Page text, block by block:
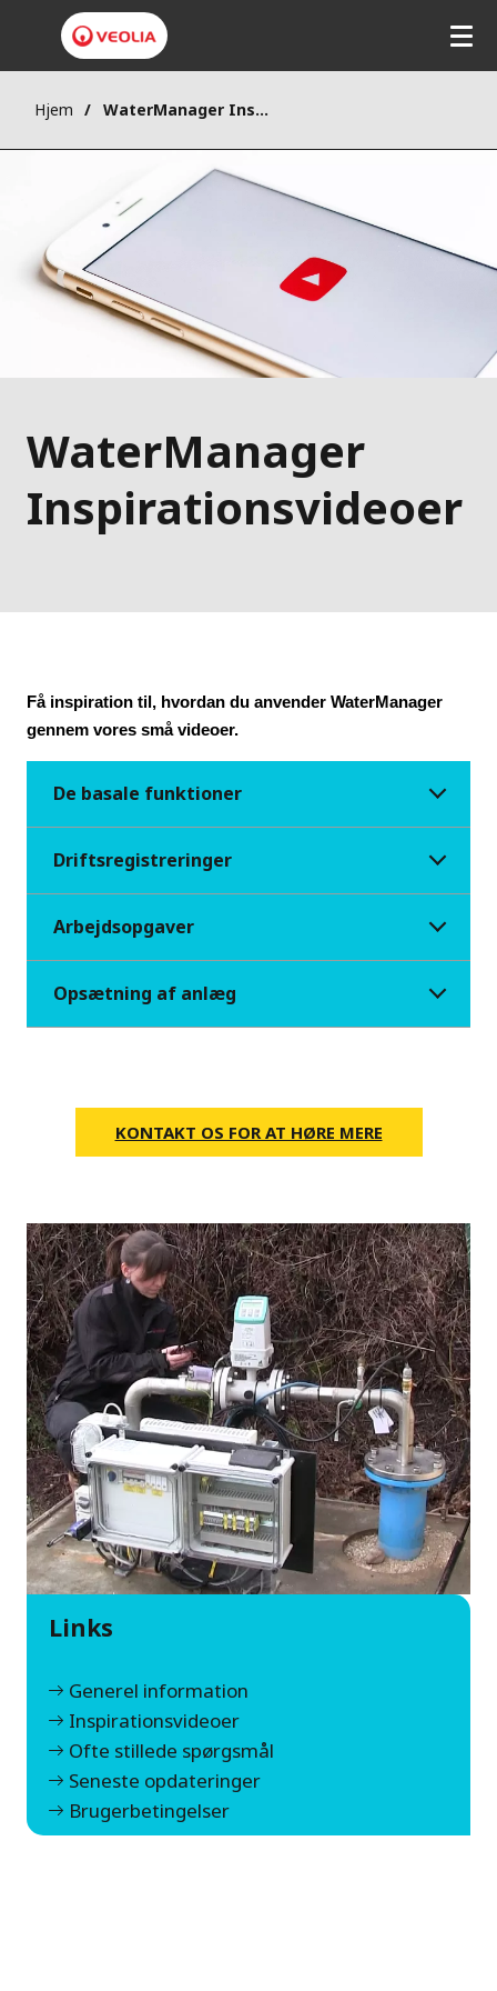
Hjem WaterManager Inspirationsvideoer
WaterManager
Inspirationsvideoer
Få inspiration til, hvordan du anvender WaterManager
gennem vores små videoer.
De basale funktioner
Driftsregistreringer
Arbejdsopgaver
Opsætning af anlæg
KONTAKT OS FOR AT HØRE MERE
Links
Generel information
Inspirationsvideoer
Ofte stillede spørgsmål
Seneste opdateringer
Brugerbetingelser